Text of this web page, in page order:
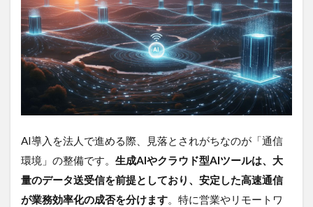
AI導入を法人で進める際、見落とされがちなのが「通信
環境」の整備です。 生成AIやクラウド型AIツールは、大
量のデータ送受信を前提としており、安定した高速通信
が業務効率化の成否を分けます。特に営業やリモートワ